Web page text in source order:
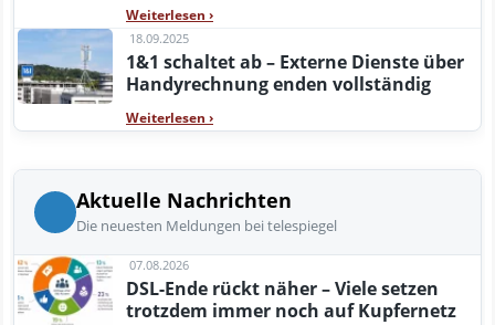
Weiterlesen ›
18.09.2025
1&1 schaltet ab – Externe Dienste über
Handyrechnung enden vollständig
Weiterlesen ›
Aktuelle Nachrichten
Die neuesten Meldungen bei telespiegel
07.08.2026
DSL-Ende rückt näher – Viele setzen
trotzdem immer noch auf Kupfernetz